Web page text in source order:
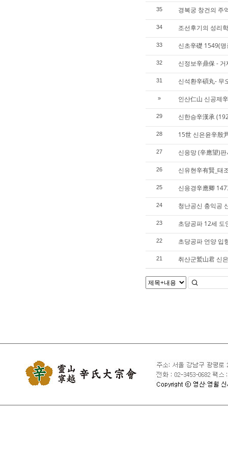
35 경복궁 창건의 주
34 조선후기의 성리
33 신초辛礎 1549(
32 신정보辛鼎保 -
31 신석환辛碩丸- 무
» 인산仁山 신공제
29 신한승辛漢承
28 15世 신은윤辛殷
27 신응망 (辛應望)
26 신유현辛有賢_태
25 신응경辛應卿
24 청난공신 충익공
23 초당공파 12세 도
22 초당공파 언양 입
21 취산군鷲山君 신